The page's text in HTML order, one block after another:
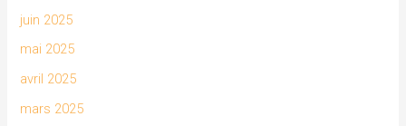
juin 2025
mai 2025
avril 2025
mars 2025